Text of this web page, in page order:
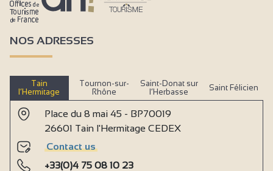
NOS ADRESSES
Tain
l’Hermitage
Tournon-sur-
Rhône
Saint-Donat sur
l’Herbasse
Saint Félicien
Place du 8 mai 45 - BP70019
26601 Tain l'Hermitage CEDEX
Contact us
+33(0)4 75 08 10 23